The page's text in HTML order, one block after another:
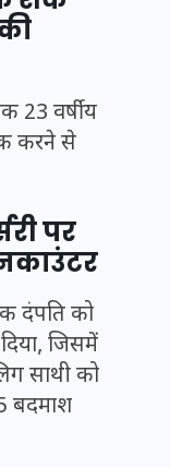
23 वर्षीय
करने से
पर
दंपति को
जिसमें
साथी को
बदमाश